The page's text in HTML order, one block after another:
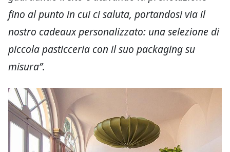
fino al punto in cui ci saluta, portandosi via il
nostro cadeaux personalizzato: una selezione di
piccola pasticceria con il suo packaging su
misura”.